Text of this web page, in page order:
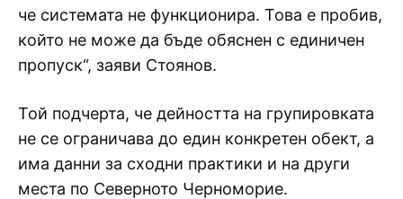
че системата не функционира. Това е пробив,
който не може да бъде обяснен с единичен
пропуск“, заяви Стоянов.
Той подчерта, че дейността на групировката
не се ограничава до един конкретен обект, а
има данни за сходни практики и на други
места по Северното Черноморие.